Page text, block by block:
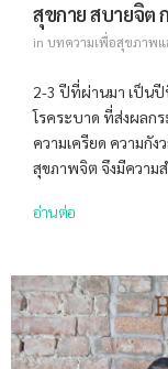
สุขกาย สบายจิต
in บทความเพื่อสุขภาพแ
2-3 ปีที่ผ่านมา เป็น
โรคระบาด ที่ส่งผลก
ความเครียด ความกั
สุขภาพจิต จึงมีความ
อ่านต่อ